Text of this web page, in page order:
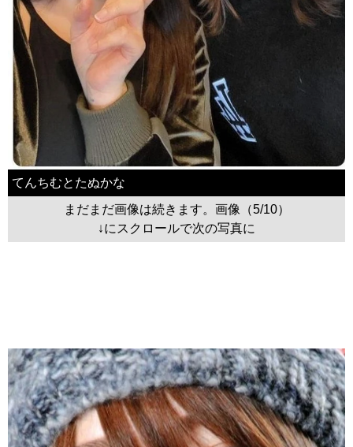
てんちむとたぬかな
まだまだ画像は続きます。画像（5/10）
↓にスクロールで次の写真に